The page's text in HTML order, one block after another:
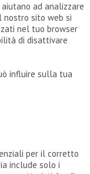
ad analizzare
nostro sito web si
nel tuo browser
di disattivare
influire sulla tua
per il corretto
include solo i